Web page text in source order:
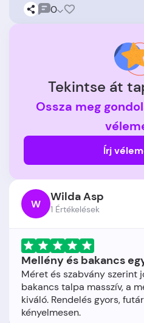
0
Tekintse át
Ossza meg
Írj
W Wilda Asp
1 Értékelések
Mellény és bakancs
Méret és szabvány szerint
bakancs talpa masszív, a
kiváló. Rendelés gyors,